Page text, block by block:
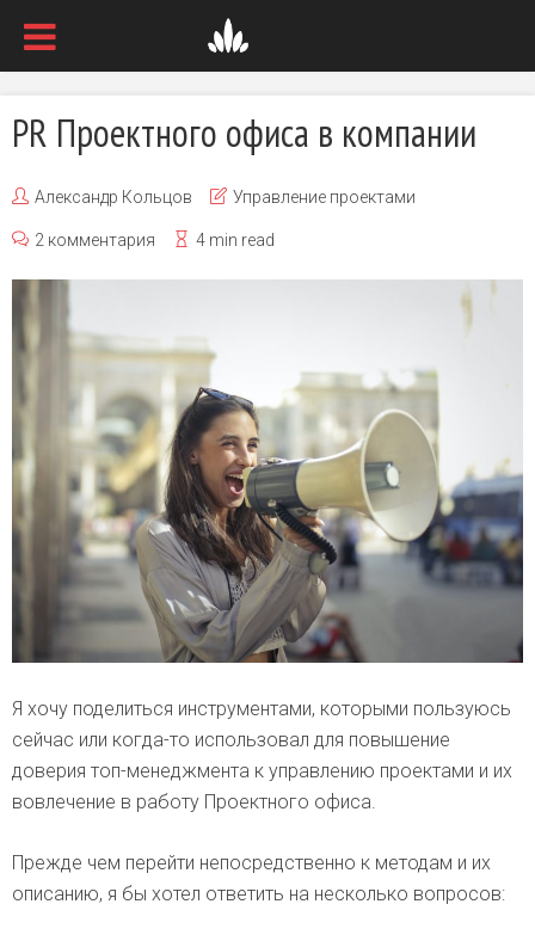
PR Проектного офиса в компании
Александр Кольцов Управление проектами
2 комментария 4 min read
Я хочу поделиться инструментами, которыми пользуюсь
сейчас или когда-то использовал для повышение
доверия топ-менеджмента к управлению проектами и их
вовлечение в работу Проектного офиса.
Прежде чем перейти непосредственно к методам и их
описанию, я бы хотел ответить на несколько вопросов: